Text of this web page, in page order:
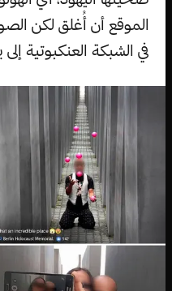
الموقع أن أُغلق لكن
في الشبكة العنكبوتية